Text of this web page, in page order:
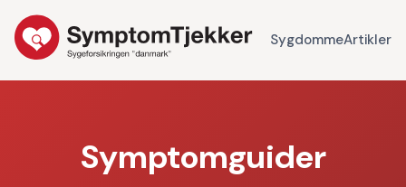
SygdommeArtikler
Symptomguider